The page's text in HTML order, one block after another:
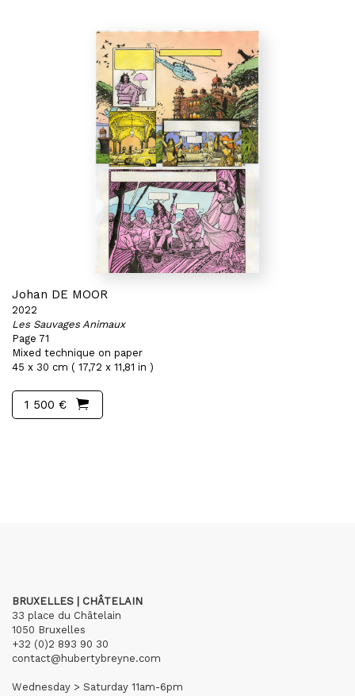
Johan DE MOOR
2022
Les Sauvages Animaux
Page 71
Mixed technique on paper
45 x 30 cm ( 17,72 x 11,81 in )
1 500 €
BRUXELLES | CHÂTELAIN
33 place du Châtelain
1050 Bruxelles
+32 (0)2 893 90 30
contact@hubertybreyne.com
Wednesday > Saturday 11am-6pm